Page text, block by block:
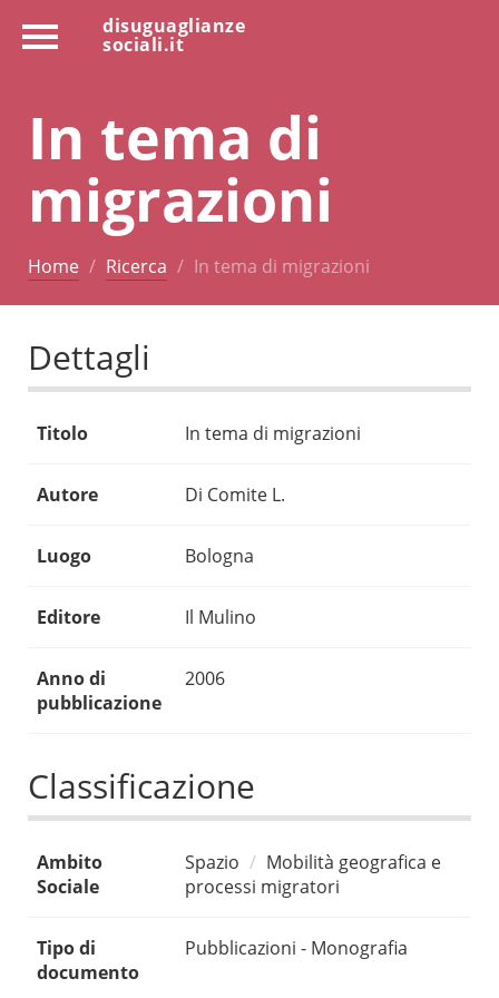
disuguaglianze
sociali.it
In tema di
migrazioni
Home Ricerca In tema di migrazioni
Dettagli
Titolo In tema di migrazioni
Autore Di Comite L.
Luogo Bologna
Editore Il Mulino
Anno di
pubblicazione
2006
Classificazione
Ambito
Sociale
Spazio
Mobilità geografica e
processi migratori
Tipo di
documento
Pubblicazioni - Monografia